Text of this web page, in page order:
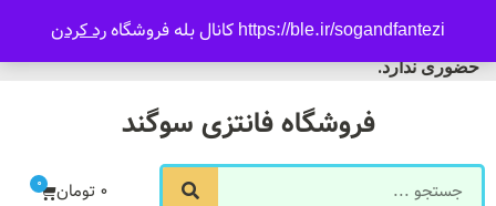
https://ble.ir/sogandfantezi کانال بله فروشگاه رد کردن
فروشگاه سوگند فروش
حضوری ندارد.
ورود/ثبت نام
فروشگاه فانتزی سوگند
0 تومان 0